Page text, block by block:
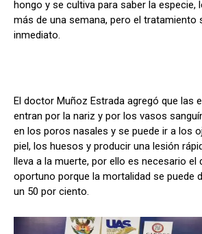
hongo y se cultiva para saber la especie,
más de una semana, pero el tratamiento
inmediato.
El doctor Muñoz Estrada agregó que las
entran por la nariz y por los vasos
en los poros nasales y se puede ir a los
piel, los huesos y producir una lesión
lleva a la muerte, por ello es necesario el
oportuno porque la mortalidad se puede
un 50 por ciento.